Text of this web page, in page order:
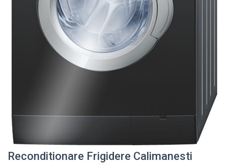
Reconditionare Frigidere Calimanesti